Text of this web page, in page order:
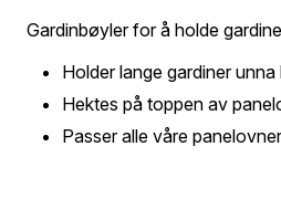
Gardinbøyler for å holde
Holder lange gardiner unna
Hektes på toppen av
Passer alle våre panelovner